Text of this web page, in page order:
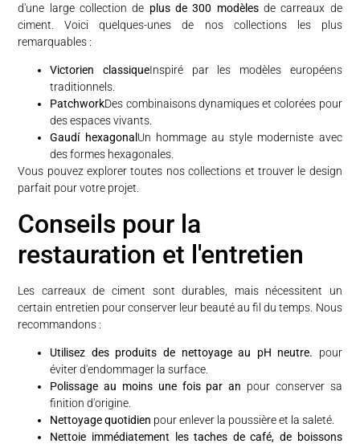
d'une large collection de plus de 300 modèlesde carreaux de
ciment. Voici quelques-unes de nos collections les plus
remarquables :
Victorien classiqueInspiré par les modèles européens
traditionnels.
PatchworkDes combinaisons dynamiques et colorées pour
des espaces vivants.
Gaudí hexagonal Un hommage au style moderniste avec
des formes hexagonales.
Vous pouvez explorer toutes nos collections et trouver le design
parfait pour votre projet.
Conseils pour la
restauration et l'entretien
Les carreaux de ciment sont durables, mais nécessitent un
certain entretien pour conserver leur beauté au fil du temps. Nous
recommandons :
Utilisez des produits de nettoyage au pH neutre. pour
éviter d'endommager la surface.
Polissage au moins une fois par an pour conserver sa
finition d'origine.
Nettoyage quotidien pour enlever la poussière et la saleté.
Nettoie immédiatement les taches de café, de boissons